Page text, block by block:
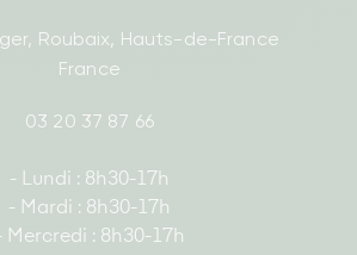
Roubaix, Hauts-de-France
France
03 20 37 87 66
- Lundi : 8h30-17h
- Mardi : 8h30-17h
Mercredi : 8h30-17h